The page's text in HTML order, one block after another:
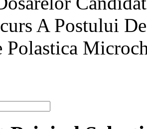
A Postului
Polastica